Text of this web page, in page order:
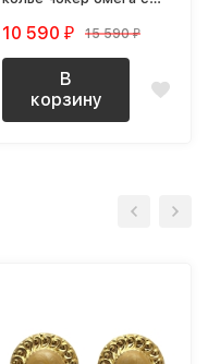
эмалью
10 590 ₽ 15 590 ₽
В
корзину